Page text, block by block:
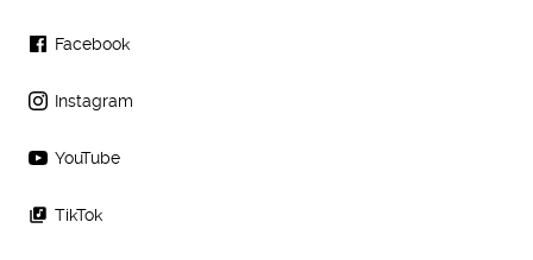
Facebook
Instagram
YouTube
TikTok